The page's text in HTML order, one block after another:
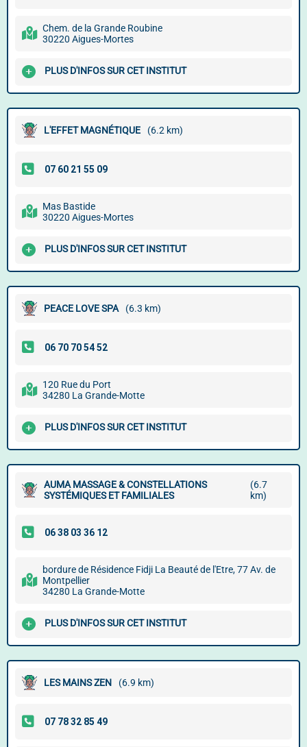
Chem. de la Grande Roubine
30220 Aigues-Mortes
PLUS D'INFOS SUR CET INSTITUT
L'EFFET MAGNÉTIQUE (6.2 km)
Mas Bastide
30220 Aigues-Mortes
PLUS D'INFOS SUR CET INSTITUT
PEACE LOVE SPA (6.3 km)
120 Rue du Port
34280 La Grande-Motte
PLUS D'INFOS SUR CET INSTITUT
AUMA MASSAGE & CONSTELLATIONS
SYSTÉMIQUES ET FAMILIALES
(6.7
km)
bordure de Résidence Fidji La Beauté de l'Etre, 77 Av. de
Montpellier
34280 La Grande-Motte
PLUS D'INFOS SUR CET INSTITUT
LES MAINS ZEN (6.9 km)